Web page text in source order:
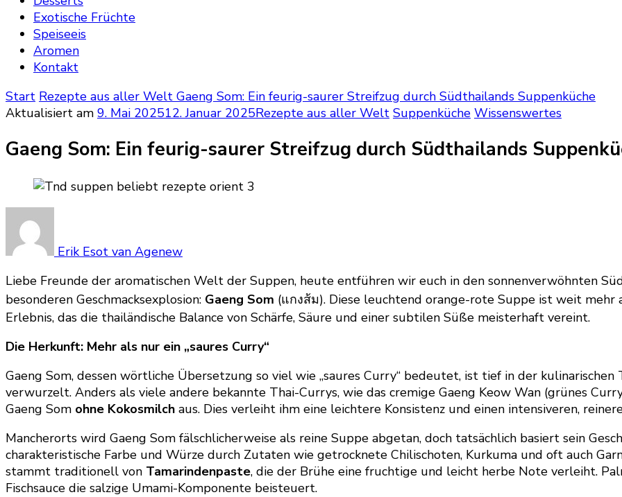
Exotische Früchte
Speiseeis
Aromen
Kontakt
Start Rezepte aus aller Welt Gaeng Som: Ein feurig-saurer Streifzug durch Südthailands Suppenküche
Aktualisiert am 9. Mai 202512. Januar 2025Rezepte aus aller Welt Suppenküche Wissenswertes
Gaeng Som: Ein feurig-saurer Streifzug durch Südthailands
Erik Esot van Agenew
Liebe Freunde der aromatischen Welt der Suppen, heute entführen wir euch in den sonnenverwöhnten
besonderen Geschmacksexplosion: Gaeng Som (แกงส้ม). Diese leuchtend orange-rote Suppe ist weit mehr
Erlebnis, das die thailändische Balance von Schärfe, Säure und einer subtilen Süße meisterhaft vereint.
Die Herkunft: Mehr als nur ein „saures Curry“
Gaeng Som, dessen wörtliche Übersetzung so viel wie „saures Curry“ bedeutet, ist tief in der
verwurzelt. Anders als viele andere bekannte Thai-Currys, wie das cremige Gaeng Keow Wan (grünes
Gaeng Som ohne Kokosmilch aus. Dies verleiht ihm eine leichtere Konsistenz und einen intensiveren,
Mancherorts wird Gaeng Som fälschlicherweise als reine Suppe abgetan, doch tatsächlich basiert sein
charakteristische Farbe und Würze durch Zutaten wie getrocknete Chilischoten, Kurkuma und oft auch
stammt traditionell von Tamarindenpaste, die der Brühe eine fruchtige und leicht herbe Note verleiht.
Fischsauce die salzige Umami-Komponente beisteuert.